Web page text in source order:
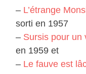
– L’étrange
sorti en 1957
– Sursis pour un
en 1959 et
– Le fauve est